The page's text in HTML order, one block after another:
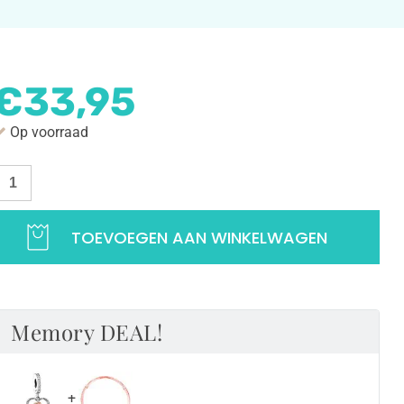
33,95
Op voorraad
Dochter en Mama | Hart memories | 925 Sterling ZIlver
TOEVOEGEN AAN WINKELWAGEN
Memory DEAL!